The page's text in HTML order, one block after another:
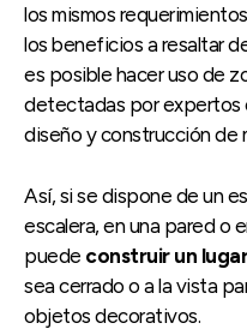
los mismos
los beneficios a resaltar
es posible hacer uso de
detectadas por expertos
diseño y construcción de
Así, si se dispone de un
escalera, en una pared o
puede construir un
sea cerrado o a la vista
objetos decorativos.